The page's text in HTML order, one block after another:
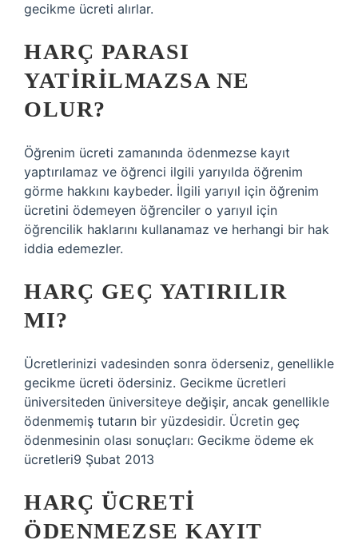
gecikme ücreti alırlar.
HARÇ PARASI
YATIRILMAZSA NE
OLUR?
Öğrenim ücreti zamanında ödenmezse kayıt
yaptırılamaz ve öğrenci ilgili yarıyılda öğrenim
görme hakkını kaybeder. İlgili yarıyıl için öğrenim
ücretini ödemeyen öğrenciler o yarıyıl için
öğrencilik haklarını kullanamaz ve herhangi bir hak
iddia edemezler.
HARÇ GEÇ YATIRILIR
MI?
Ücretlerinizi vadesinden sonra öderseniz, genellikle
gecikme ücreti ödersiniz. Gecikme ücretleri
üniversiteden üniversiteye değişir, ancak genellikle
ödenmemiş tutarın bir yüzdesidir. Ücretin geç
ödenmesinin olası sonuçları: Gecikme ödeme ek
ücretleri9 Şubat 2013
HARÇ ÜCRETI
ÖDENMEZSE KAYIT